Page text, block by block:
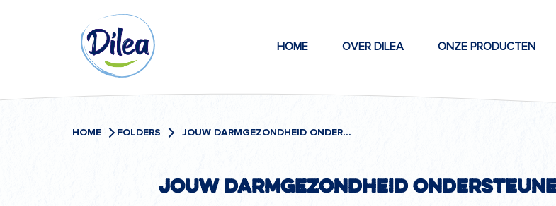
Dilea
Zero
Lactose
HOME OVER DILEA ONZE PRODUCTEN
HOME FOLDERS JOUW DARMGEZONDHEID ONDERSTEUNEN MET MELKPRODUCTEN
Jouw darmgezondheid